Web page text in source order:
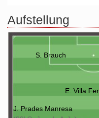
Aufstellung
S. Brauch
E. Villa
J. Prades Manresa